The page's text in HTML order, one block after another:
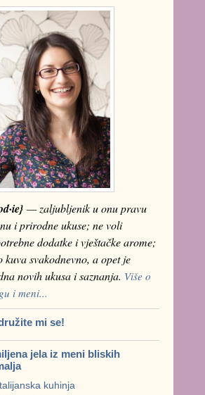
— zaljubljenik u onu pravu
i prirodne ukuse; ne voli
dodatke i vještačke arome;
kuva svakodnevno, a opet je
novih ukusa i saznanja. Više o
i meni...
mi se!
jela iz meni bliskih
kuhinja